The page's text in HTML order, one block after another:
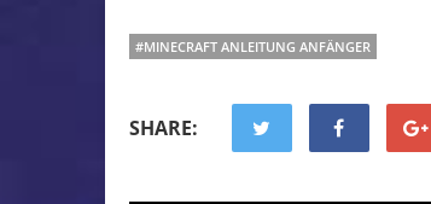
#MINECRAFT ANLEITUNG ANFÄNGER
SHARE: